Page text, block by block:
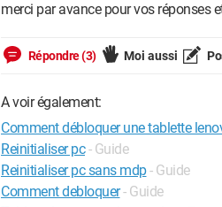
merci par avance pour vos réponses
Répondre (3) Moi aussi
A voir également:
Comment débloquer une tablette
Reinitialiser pc - Guide
Reinitialiser pc sans mdp- Guide
Comment debloquer- Guide